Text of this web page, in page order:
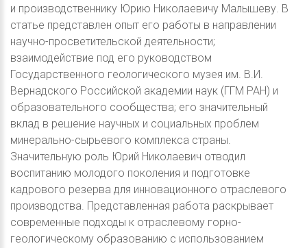
и производственнику Юрию Николаевичу Малышеву. В
статье представлен опыт его работы в направлении
научно-просветительской деятельности;
взаимодействие под его руководством
Государственного геологического музея им. В.И.
Вернадского Российской академии наук (ГГМ РАН) и
образовательного сообщества; его значительный
вклад в решение научных и социальных проблем
минерально-сырьевого комплекса страны.
Значительную роль Юрий Николаевич отводил
воспитанию молодого поколения и подготовке
кадрового резерва для инновационного отраслевого
производства. Представленная работа раскрывает
современные подходы к отраслевому горно-
геологическому образованию с использованием